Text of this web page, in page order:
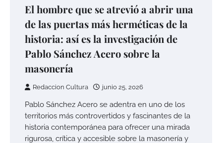
El hombre que se atrevió a abrir una
de las puertas más herméticas de la
historia: así es la investigación de
Pablo Sánchez Acero sobre la
masonería
Redaccion Cultura junio 25, 2026
Pablo Sánchez Acero se adentra en uno de los
territorios más controvertidos y fascinantes de la
historia contemporánea para ofrecer una mirada
rigurosa, crítica y accesible sobre la masonería y